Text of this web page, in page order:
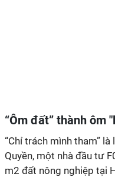
“Ôm đất” thành ôm
“Chỉ trách mình tham”
Quyền, một nhà đầu tư
m2 đất nông nghiệp tại